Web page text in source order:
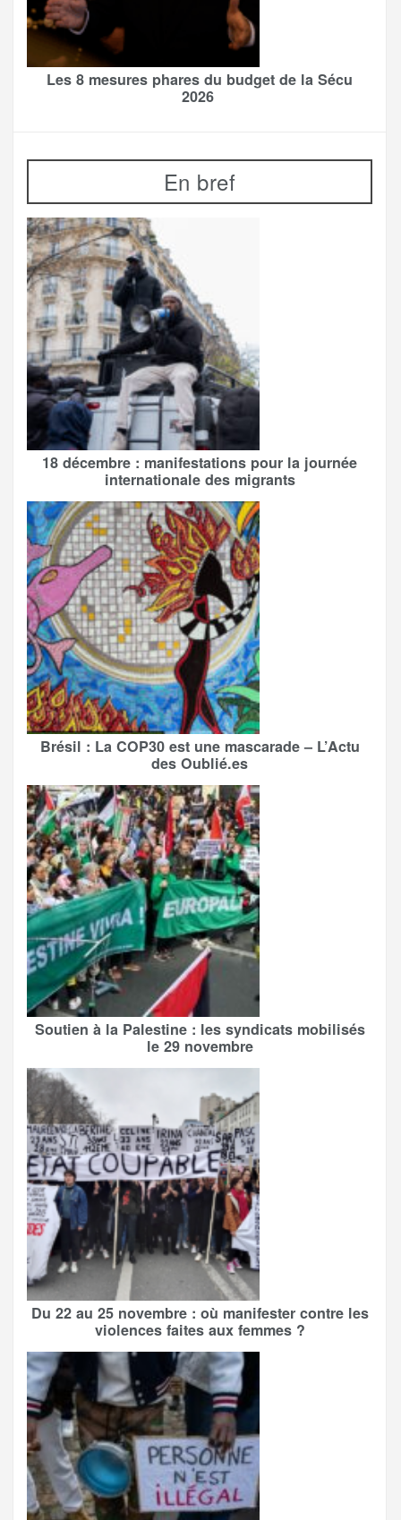
Les 8 mesures phares du budget de la Sécu
2026
En bref
18 décembre : manifestations pour la journée
internationale des migrants
Brésil : La COP30 est une mascarade – L’Actu
des Oublié.es
Soutien à la Palestine : les syndicats mobilisés
le 29 novembre
Du 22 au 25 novembre : où manifester contre les
violences faites aux femmes ?